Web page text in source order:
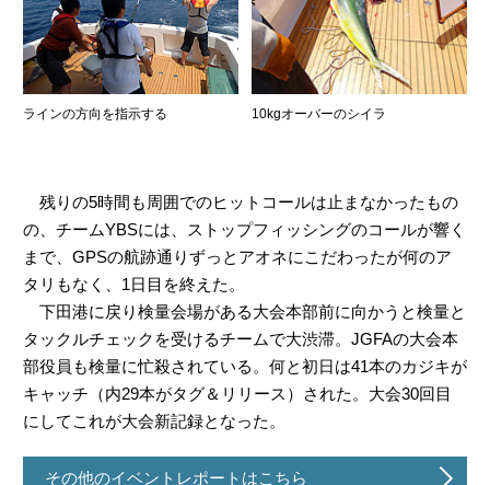
ラインの方向を指示する 10kgオーバーのシイラ
残りの5時間も周囲でのヒットコールは止まなかったもの
の、チームYBSには、ストップフィッシングのコールが響く
まで、GPSの航跡通りずっとアオネにこだわったが何のア
タリもなく、1日目を終えた。
下田港に戻り検量会場がある大会本部前に向かうと検量と
タックルチェックを受けるチームで大渋滞。JGFAの大会本
部役員も検量に忙殺されている。何と初日は41本のカジキが
キャッチ（内29本がタグ＆リリース）された。大会30回目
にしてこれが大会新記録となった。
その他のイベントレポートはこちら